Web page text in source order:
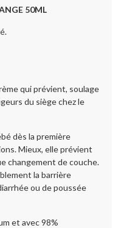
50ML
qui prévient, soulage
du siège chez le
dès la première
Mieux, elle prévient
changement de couche.
la barrière
ou de poussée
et avec 98%